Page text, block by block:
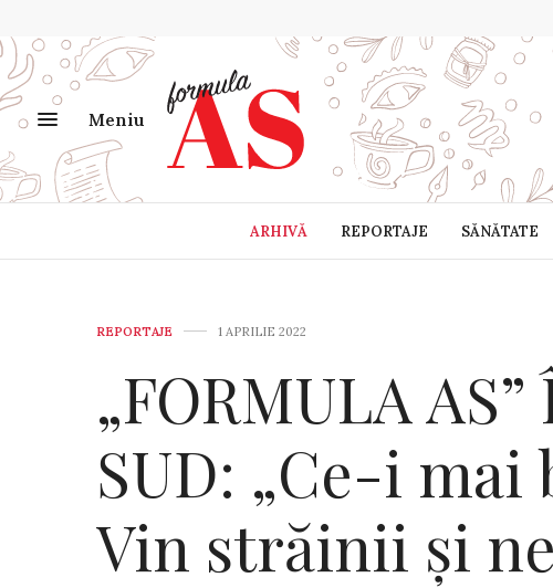
Meniu
ARHIVĂ REPORTAJE SĂNĂTATE
REPORTAJE 1 APRILIE 2022
„FORMULA
SUD: „Ce-i
Vin străinii și